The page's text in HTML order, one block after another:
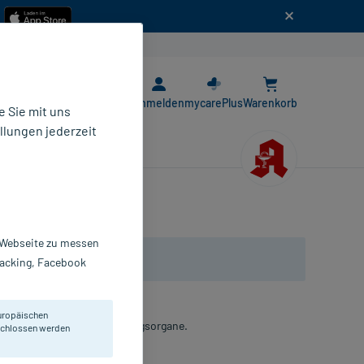
AnmeldenmycarePlusWarenkorb
der Verdauungsorgane.
Sie mit uns
jederzeit
zu messen
Facebook
werden